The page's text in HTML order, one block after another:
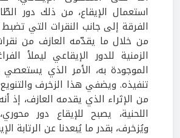
استعمال الإيقاع، من ذلك دور
الفرقة إلى جانب النقرات التي تضبط
من خلال ما يقدّمه العازف من
الزمنية للدور الإيقاعي ليملأ
الموجودة به، الأمر الذي
تنفيذه. ويضفي هذا الزخرف
من الإثراء الذي يقدمه العازف، إذ
اللحنية، يصبح للإيقاع دور
ويُزخرف، بقدر ما يُبعدنا عن الرتابة